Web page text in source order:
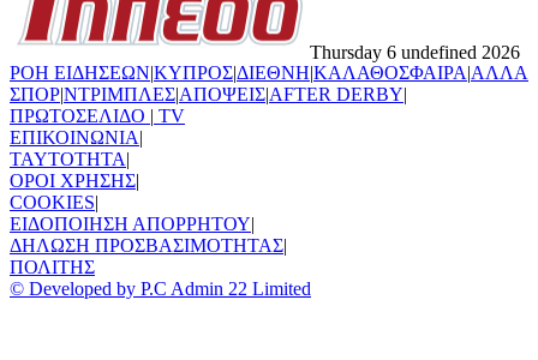
Thursday 6 undefined 2026
ΡΟΗ ΕΙΔΗΣΕΩΝ|ΚΥΠΡΟΣ|ΔΙΕΘΝΗ|ΚΑΛΑΘΟΣΦΑΙΡΑ|ΑΛΛΑ
ΣΠΟΡ|ΝΤΡΙΜΠΛΕΣ|ΑΠΟΨΕΙΣ|AFTER DERBY|
ΠΡΩΤΟΣΕΛΙΔΟ | TV
ΕΠΙΚΟΙΝΩΝΙΑ|
TAYTOTHTA|
ΟΡΟΙ ΧΡΗΣΗΣ|
COOKIES|
ΕΙΔΟΠΟΙΗΣΗ ΑΠΟΡΡΗΤΟΥ|
ΔΗΛΩΣΗ ΠΡΟΣΒΑΣΙΜΟΤΗΤΑΣ|
ΠΟΛΙΤΗΣ
© Developed by P.C Admin 22 Limited